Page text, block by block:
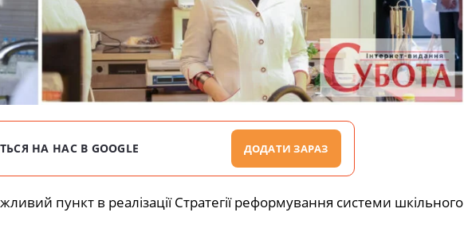
НА НАС В GOOGLE ДОДАТИ ЗАРАЗ
пункт в реалізації Стратегії реформування системи шкільного